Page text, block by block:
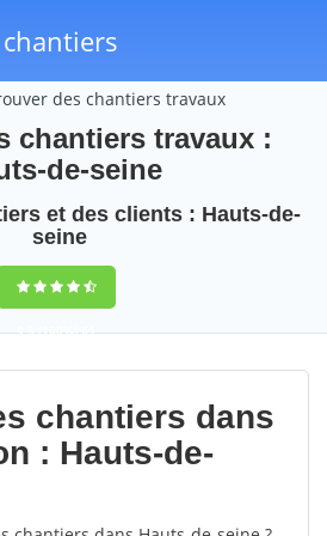
des chantiers travaux
chantiers travaux :
de-seine
et des clients : Hauts-de-
seine
9,5(100%)61
votes
chantiers dans
: Hauts-de-